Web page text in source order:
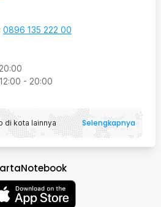
0896 135 222 00
20:00
12:00 - 20:00
di kota lainnya Selengkapnya